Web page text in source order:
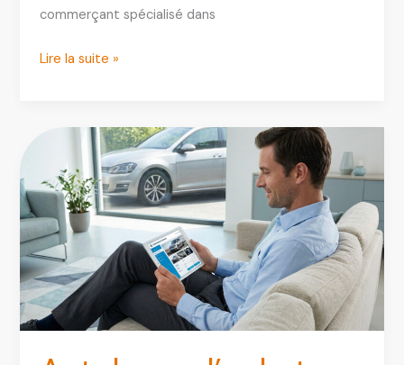
commerçant spécialisé dans
Grip500
fiabilité
guide
complet
pour
acheter
vos
pneus
en
Lire la suite »